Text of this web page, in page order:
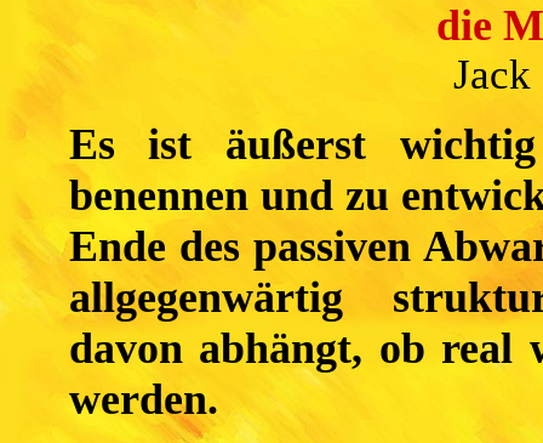
die
Es ist äußerst
benennen und zu
Ende des passiven
allgegenwärtig
davon abhängt, ob real
werden.